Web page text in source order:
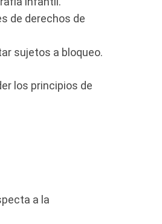
de derechos de
sujetos a bloqueo.
los principios de
a la